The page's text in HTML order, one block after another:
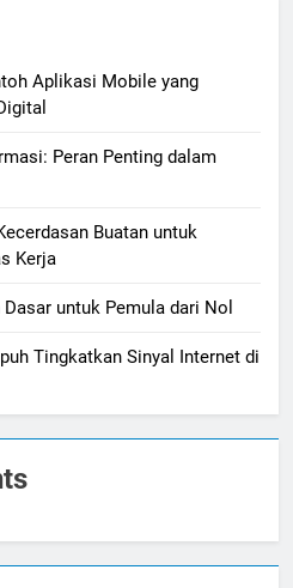
Aplikasi Mobile yang
Peran Penting dalam
Buatan untuk
Kerja
untuk Pemula dari Nol
Tingkatkan Sinyal Internet di